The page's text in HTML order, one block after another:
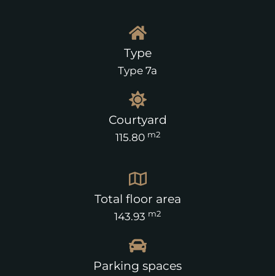
Type
Type 7a
Courtyard
115.80 m2
Total floor area
143.93 m2
Parking spaces